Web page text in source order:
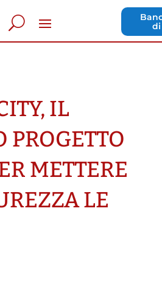
IL
PROGETTO
METTERE
LE